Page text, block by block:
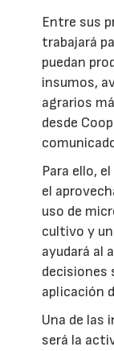
Entre sus
trabajará
puedan
insumos,
agrarios
desde
Para ello,
el
uso de
cultivo y
ayudará al
decisiones
aplicación
Una de las
será la